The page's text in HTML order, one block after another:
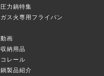
圧力鍋特集
ガス火専用フライパン
動画
収納用品
コレール
鍋製品紹介